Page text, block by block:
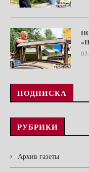
ПОДПИСКА
РУБРИКИ
Архив газеты